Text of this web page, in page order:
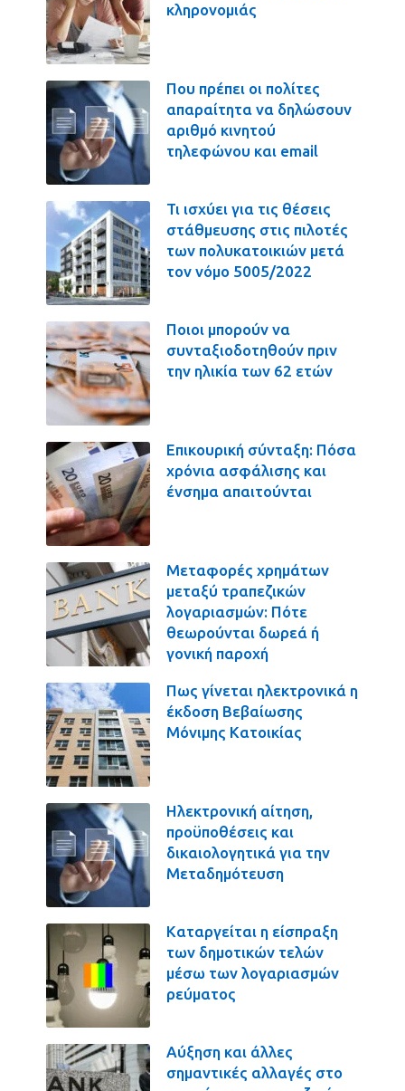
κληρονομιάς
Που πρέπει οι πολίτες
απαραίτητα να δηλώσουν
αριθμό κινητού
τηλεφώνου και email
Τι ισχύει για τις θέσεις
στάθμευσης στις πιλοτές
των πολυκατοικιών μετά
τον νόμο 5005/2022
Ποιοι μπορούν να
συνταξιοδοτηθούν πριν
την ηλικία των 62 ετών
Επικουρική σύνταξη: Πόσα
χρόνια ασφάλισης και
ένσημα απαιτούνται
Μεταφορές χρημάτων
μεταξύ τραπεζικών
λογαριασμών: Πότε
θεωρούνται δωρεά ή
γονική παροχή
Πως γίνεται ηλεκτρονικά η
έκδοση Βεβαίωσης
Μόνιμης Κατοικίας
Ηλεκτρονική αίτηση,
προϋποθέσεις και
δικαιολογητικά για την
Μεταδημότευση
Καταργείται η είσπραξη
των δημοτικών τελών
μέσω των λογαριασμών
ρεύματος
Αύξηση και άλλες
σημαντικές αλλαγές στο